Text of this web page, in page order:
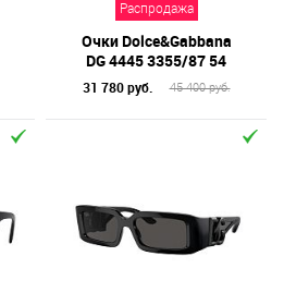
Распродажа
Очки Dolce&Gabbana
DG 4445 3355/87 54
31 780 руб. 45 400 руб.